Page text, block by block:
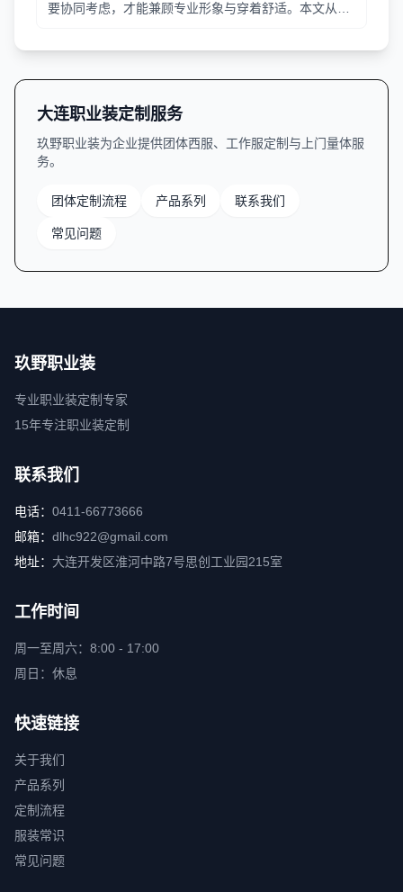
要协同考虑，才能兼顾专业形象与穿着舒适。本文从领
大连职业装定制服务
玖野职业装为企业提供团体西服、工作服定制与上门量体服
务。
团体定制流程 产品系列 联系我们
常见问题
玖野职业装
专业职业装定制专家
15年专注职业装定制
联系我们
电话： 0411-66773666
邮箱： dlhc922@gmail.com
地址： 大连开发区淮河中路7号思创工业园215室
工作时间
周一至周六：8:00 - 17:00
周日：休息
快速链接
关于我们
产品系列
定制流程
服装常识
常见问题